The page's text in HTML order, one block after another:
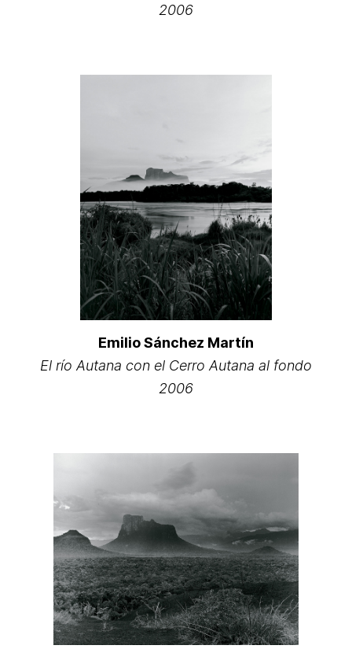
2006
Emilio Sánchez Martín
El río Autana con el Cerro Autana al fondo
2006